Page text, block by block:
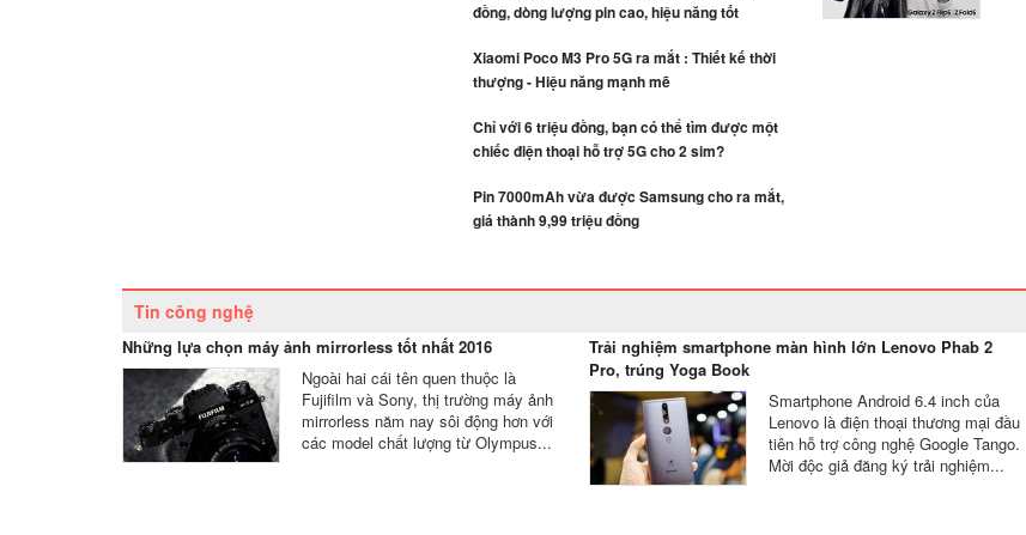
đồng, dòng lượng pin cao, hiệu năng tốt
Xiaomi Poco M3 Pro 5G ra mắt : Thiết kế thời
thượng - Hiệu năng mạnh mẽ
Chỉ với 6 triệu đồng, bạn có thể tìm được một
chiếc điện thoại hỗ trợ 5G cho 2 sim?
Pin 7000mAh vừa được Samsung cho ra mắt,
giá thành 9,99 triệu đồng
Tin công nghệ
Những lựa chọn máy ảnh mirrorless tốt nhất 2016
Ngoài hai cái tên quen thuộc là
Fujifilm và Sony, thị trường máy ảnh
mirrorless năm nay sôi động hơn với
các model chất lượng từ Olympus...
Trải nghiệm smartphone màn hình lớn Lenovo Phab 2
Pro, trúng Yoga Book
Smartphone Android 6.4 inch của
Lenovo là điện thoại thương mại đầu
tiên hỗ trợ công nghệ Google Tango.
Mời độc giả đăng ký trải nghiệm...